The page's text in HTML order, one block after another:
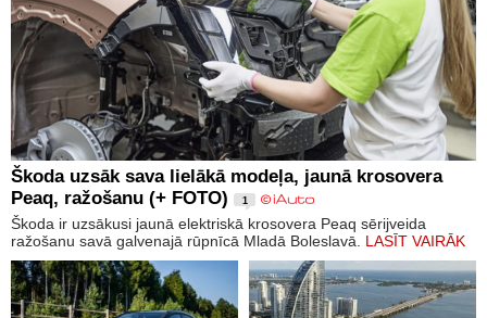
Škoda uzsāk sava lielākā modeļa, jaunā krosovera
Peaq, ražošanu (+ FOTO)
1
Škoda ir uzsākusi jaunā elektriskā krosovera Peaq sērijveida
ražošanu savā galvenajā rūpnīcā Mladā Boleslavā. LASĪT VAIRĀK